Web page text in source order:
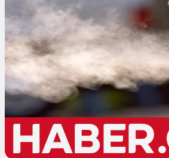
Şu An Okunan
Trump'tan "Sera Gazı" Hamlesi